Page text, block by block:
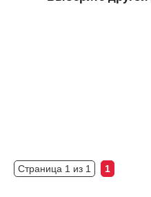
Страница 1 из 1 1